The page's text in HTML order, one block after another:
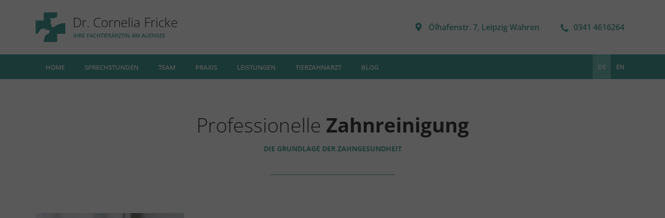
Dr. Cornelia Fricke
IHRE FACHTIERÄRZTIN AM AUENSEE
Ölhafenstr. 7, Leipzig Wahren 0341 4616264
DE EN
HOME SPRECHSTUNDEN TEAM PRAXIS LEISTUNGEN TIERZAHNARZT BLOG
Professionelle Zahnreinigung
DIE GRUNDLAGE DER ZAHNGESUNDHEIT